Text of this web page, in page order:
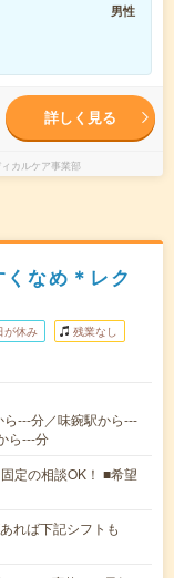
男性
詳しく見る
カルケア事業部
くなめ＊レク
が休み 残業なし
---分／味鋺駅から---
ら---分
定の相談OK！ ■希望
れば下記シフトも